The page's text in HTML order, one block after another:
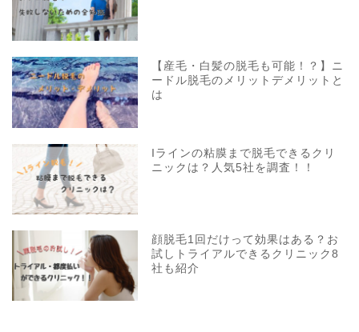
【産毛・白髪の脱毛も可能！？】ニ
ードル脱毛のメリットデメリットと
は
Iラインの粘膜まで脱毛できるクリ
ニックは？人気5社を調査！！
顔脱毛1回だけって効果はある？お
試しトライアルできるクリニック8
社も紹介